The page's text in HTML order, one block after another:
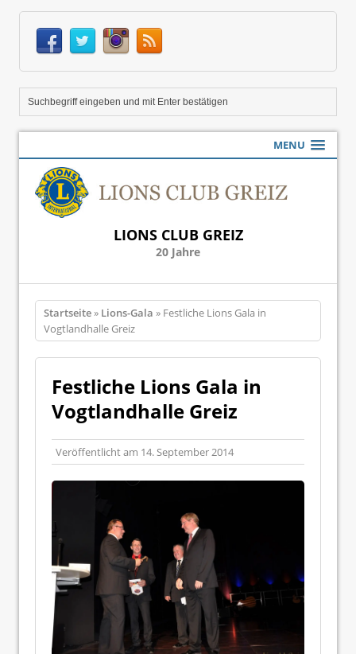
MENU
LIONS CLUB GREIZ
20 Jahre
Startseite» Lions-Gala » Festliche Lions Gala in
Vogtlandhalle Greiz
Festliche Lions Gala in
Vogtlandhalle Greiz
Veröffentlicht am 14. September 2014